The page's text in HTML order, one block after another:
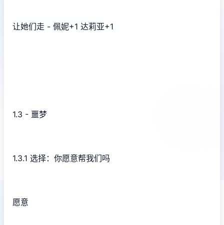
让她们走 - 佩妮+1 达莉亚+1
1.3 - 噩梦
1.3.1 选择：你愿意帮我们吗
愿意